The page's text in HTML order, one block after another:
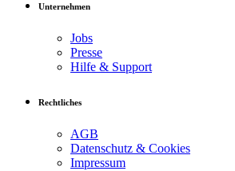
Unternehmen
Jobs
Presse
Hilfe & Support
Rechtliches
AGB
Datenschutz & Cookies
Impressum